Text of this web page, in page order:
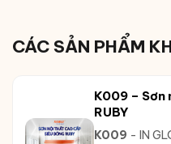
CÁC SẢN PHẨM
K009 – Sơn
RUBY
K009 - IN